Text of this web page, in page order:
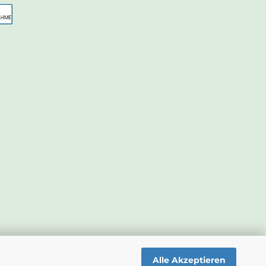
Alle Akzeptieren